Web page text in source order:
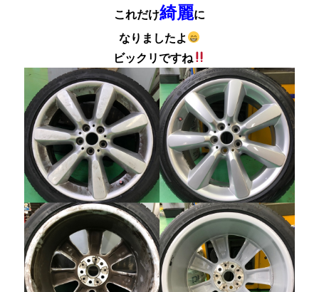
これだけ綺麗に
なりましたよ
ビックリですね